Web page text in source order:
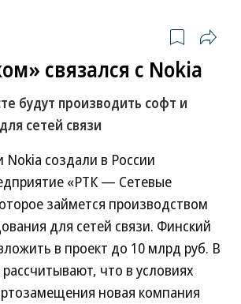
связался с Nokia
будут производить софт и
сетей связи
Nokia создали в России
«РТК — Сетевые
займется производством
для сетей связи. Финский
в проект до 10 млрд руб. В
что в условиях
новая компания